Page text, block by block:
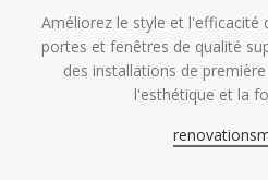
Améliorez le style et l'efficacité
portes et fenêtres de qualité
des installations de
l'esthétique et la